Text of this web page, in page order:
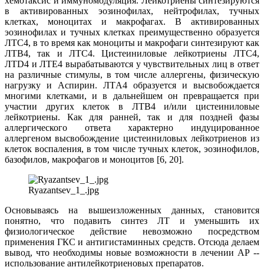
в активированных эозинофилах, нейтрофилах, тучных
клетках, моноцитах и макрофагах. В активированных
эозинофилах и тучных клетках преимущественно образуется
ЛТC4, в то время как моноциты и макрофаги синтезируют как
ЛТВ4, так и ЛТC4. Цистеиниловые лейкотриены ЛТC4,
ЛТD4 и ЛTE4 вырабатываются у чувствительных лиц в ответ
на различные стимулы, в том числе аллергены, физическую
нагрузку и Аспирин. ЛТA4 образуется и высвобождается
многими клетками, и в дальнейшем он превращается при
участии других клеток в ЛТВ4 и/или цистеиниловые
лейкотриены. Как для ранней, так и для поздней фазы
аллергического ответа характерно индуцированное
аллергеном высвобождение цистеиниловых лейкотриенов из
клеток воспаления, в том числе тучных клеток, эозинофилов,
базофилов, макрофагов и моноцитов [6, 20].
Ryazantsev_1_.jpg
Основываясь на вышеизложенных данных, становится
понятно, что подавить синтез ЛТ и уменьшить их
физиологическое действие невозможно посредством
применения ГКС и антигистаминных средств. Отсюда делаем
вывод, что необходимы новые возможности в лечении АР --
использование антилейкотриеновых препаратов.